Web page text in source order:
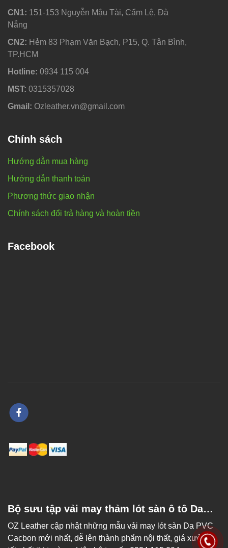
Bộ sưu tập vải may thảm lót sàn ô tô Da
PVC CACBON mới nhất
OZ Leather cập nhật những mẫu vải may lót sàn Da PVC
Cacbon mới nhất, dễ lên thành phẩm nội thất, giá xưởng
CN1: 151-153 Nguyễn Mậu Tài, Cẩm Lệ, Đà
Nẵng
CN2: Hẻm 83 Phạm Văn Bạch, P15, Q. Tân Bình,
TP.HCM
Hotline: 0934 115 004
MST: 0315357028
Gmail: Ozleather.vn@gmail.com
Chính sách
Hướng dẫn mua hàng
Hướng dẫn thanh toán
Phương thức giao nhận
Chính sách đổi trả hàng và hoàn tiền
Facebook